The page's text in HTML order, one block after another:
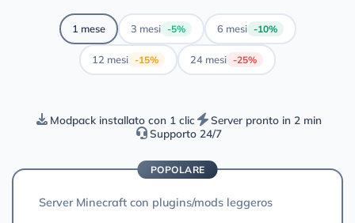
1 mese 3 mesi -5% 6 mesi -10%
12 mesi -15% 24 mesi -25%
Modpack installato con 1 clic
Server pronto in 2 min
Supporto 24/7
POPOLARE
Server Minecraft con plugins/mods leggeros